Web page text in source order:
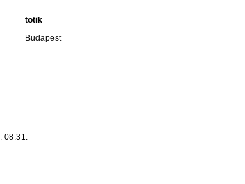
totik
Budapest
08.31.